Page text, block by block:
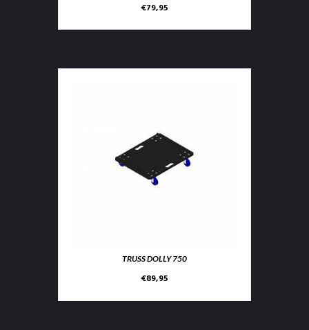
€79,95
TRUSS DOLLY 750
€89,95